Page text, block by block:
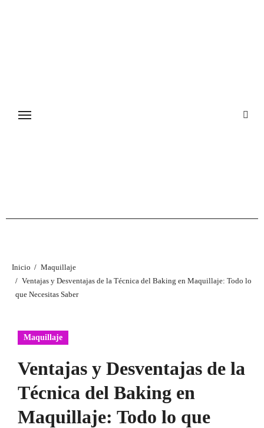
Inicio
Maquillaje
Ventajas y Desventajas de la Técnica del Baking en Maquillaje: Todo lo
que Necesitas Saber
Maquillaje
Ventajas y Desventajas de la
Técnica del Baking en
Maquillaje: Todo lo que